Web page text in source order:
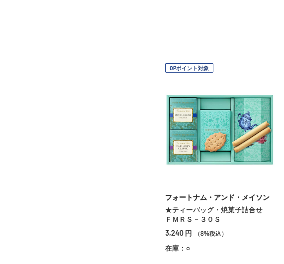
OPポイント対象
フォートナム・アンド・メイソン
★ティーバッグ・焼菓子詰合せ
ＦＭＲＳ－３０Ｓ
3,240 円 （8%税込）
在庫：○